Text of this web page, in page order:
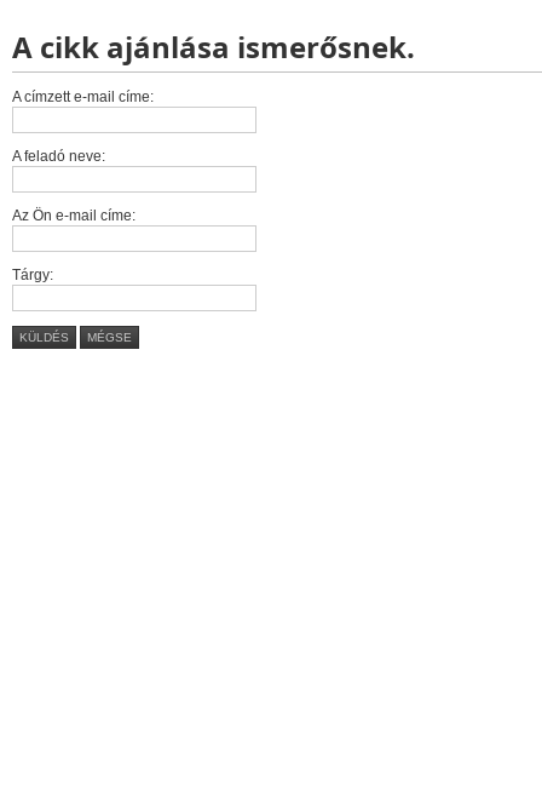
A cikk ajánlása ismerősnek.
A címzett e-mail címe:
A feladó neve:
Az Ön e-mail címe:
Tárgy:
KÜLDÉS MÉGSE